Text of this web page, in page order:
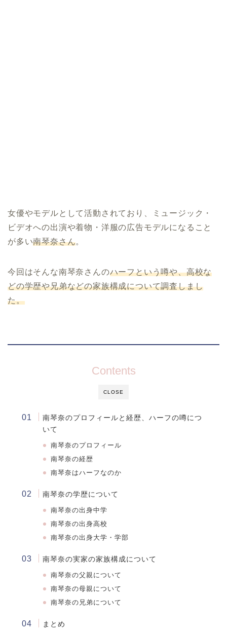
女優やモデルとして活動されており、ミュージック・
ビデオへの出演や着物・洋服の広告モデルになること
が多い南琴奈さん。
今回はそんな南琴奈さんのハーフという噂や、高校な
どの学歴や兄弟などの家族構成について調査しまし
た。
CLOSE
Contents
南琴奈のプロフィールと経歴、ハーフの噂につ
いて
南琴奈のプロフィール
南琴奈の経歴
南琴奈はハーフなのか
南琴奈の学歴について
南琴奈の出身中学
南琴奈の出身高校
南琴奈の出身大学・学部
南琴奈の実家の家族構成について
南琴奈の父親について
南琴奈の母親について
南琴奈の兄弟について
まとめ